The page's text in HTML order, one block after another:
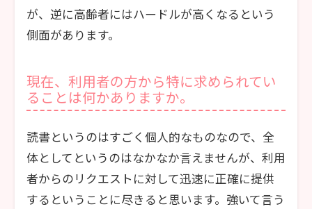
が、逆に高齢者にはハードルが高くなるという
側面があります。
現在、利用者の方から特に求められてい
ることは何かありますか。
読書というのはすごく個人的なものなので、全
体としてというのはなかなか言えませんが、利用
者からのリクエストに対して迅速に正確に提供
するということに尽きると思います。強いて言う